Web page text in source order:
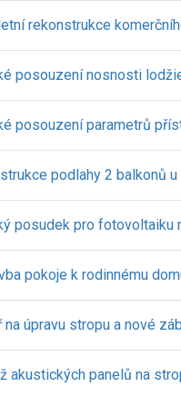
rekonstrukce
posouzení nosnosti
posouzení parametrů
podlahy 2 balkonů
posudek pro fotovoltaiku
pokoje k rodinnému
na úpravu stropu a nové
akustických panelů na